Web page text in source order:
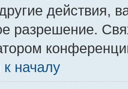
действия,
разрешение.
началу